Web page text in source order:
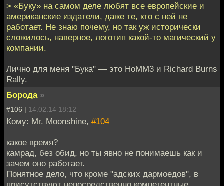
> «Буку» на самом деле любят все европейские и
американские издатели, даже те, кто с ней не
работает. Не знаю почему, но так уж исторически
сложилось, наверное, логотип какой-то магический у
компании.
Лично для меня "Бука" — это HoMM3 и Richard Burns
Rally.
Борода »
#106 | 14.02.14 18:12
Кому: Mr. Moonshine, #104
какое время?
камрад, без обид, но ты явно не понимаешь как и
зачем оно работает.
Понятное дело, что кроме "адских дармоедов", в